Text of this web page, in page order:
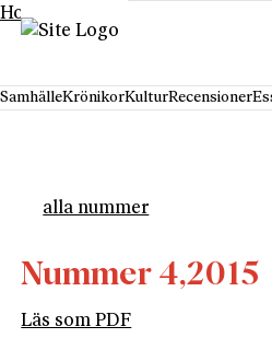
Hoppa till innehåll
SamhälleKrönikorKulturRecensioner
alla nummer
Nummer 4,2015
Läs som PDF